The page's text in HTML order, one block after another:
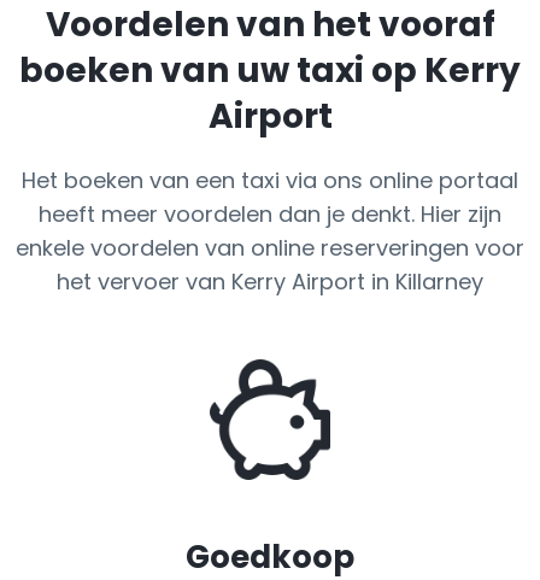
Voordelen van het vooraf
boeken van uw taxi op Kerry
Airport
Het boeken van een taxi via ons online portaal
heeft meer voordelen dan je denkt. Hier zijn
enkele voordelen van online reserveringen voor
het vervoer van Kerry Airport in Killarney
Goedkoop